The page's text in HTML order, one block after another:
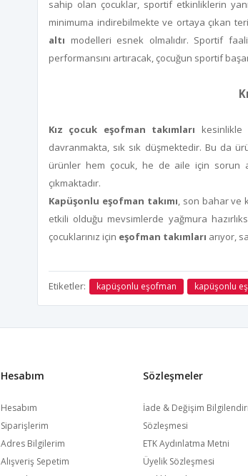
sahip olan çocuklar, sportif etkinliklerin
minimuma indirebilmekte ve ortaya çıkan
altı modelleri esnek olmalıdır. Sportif
performansını artıracak, çocuğun sportif
Kız çocuk eşofman takımları kesinlikle
davranmakta, sık sık düşmektedir. Bu da
ürünler hem çocuk, he de aile için sorun
çıkmaktadır.
Kapüşonlu eşofman takımı, son bahar ve
etkili olduğu mevsimlerde yağmura
çocuklarınız için eşofman takımları arıyor,
Etiketler: kapüşonlu eşofman kapüşonlu
Hesabım
Hesabım
Siparişlerim
Adres Bilgilerim
Alışveriş Sepetim
Sözleşmeler
İade & Değişim
Sözleşmesi
ETK Aydınlatma Metni
Üyelik Sözleşmesi